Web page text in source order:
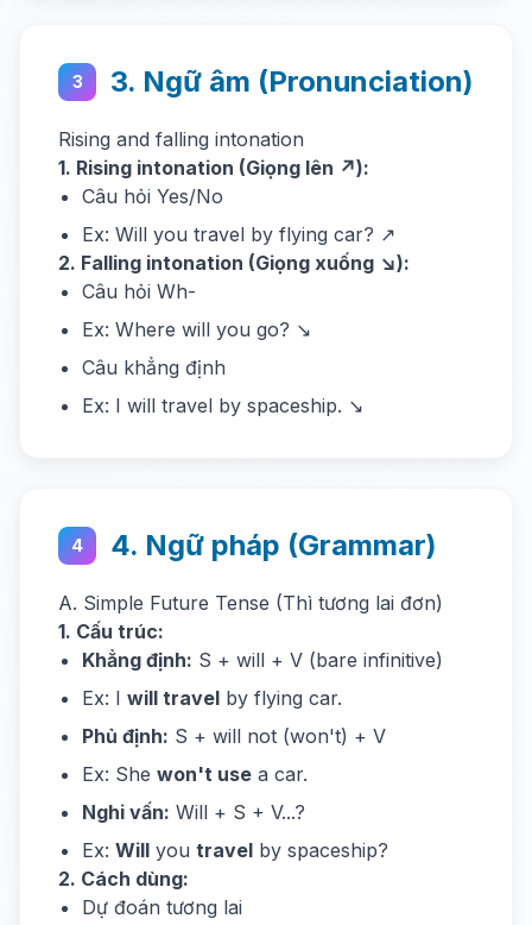
3 3. Ngữ âm (Pronunciation)
Rising and falling intonation
1. Rising intonation (Giọng lên ↗):
Câu hỏi Yes/No
Ex: Will you travel by flying car? ↗
2. Falling intonation (Giọng xuống ↘):
Câu hỏi Wh-
Ex: Where will you go? ↘
Câu khẳng định
Ex: I will travel by spaceship. ↘
4 4. Ngữ pháp (Grammar)
A. Simple Future Tense (Thì tương lai đơn)
1. Cấu trúc:
Khẳng định: S + will + V (bare infinitive)
Ex: I will travel by flying car.
Phủ định: S + will not (won't) + V
Ex: She won't use a car.
Nghi vấn: Will + S + V...?
Ex: Will you travel by spaceship?
2. Cách dùng:
Dự đoán tương lai